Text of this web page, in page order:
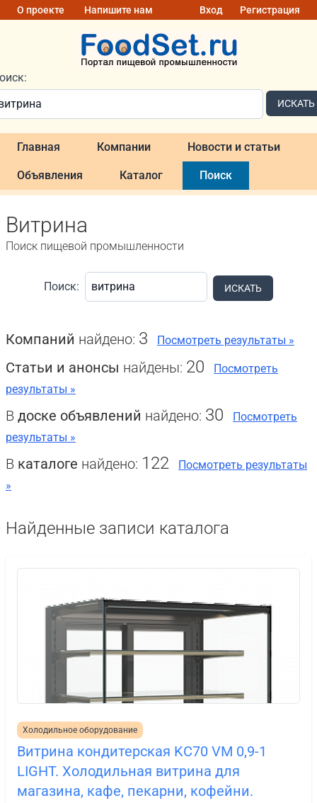
О проекте Напишите нам Вход Регистрация
ИСКАТЬ
Главная Компании Новости и статьи
Объявления Каталог Поиск
Витрина
Поиск пищевой промышленности
Поиск: ИСКАТЬ
Компаний найдено: 3 Посмотреть результаты »
Статьи и анонсы найдены: 20
Посмотреть
результаты »
В доске объявлений найдено: 30
Посмотреть
результаты »
В каталоге найдено: 122
Посмотреть результаты
»
Найденные записи каталога
Холодильное оборудование
Витрина кондитерская KC70 VM 0,9-1
LIGHT. Холодильная витрина для
магазина, кафе, пекарни, кофейни.